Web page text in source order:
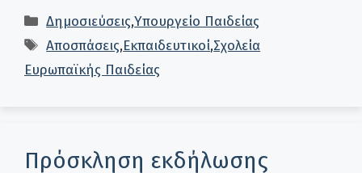
Κατηγορίες
Δημοσιεύσεις,Υπουργείο Παιδείας
Ετικέτες
Αποσπάσεις,Εκπαιδευτικοί,Σχολεία
Ευρωπαϊκής Παιδείας
Πρόσκληση εκδήλωσης